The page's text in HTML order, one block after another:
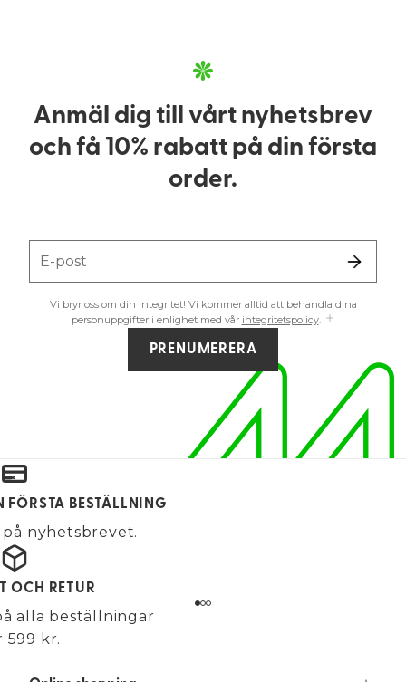
Anmäl dig till vårt nyhetsbrev
och få 10% rabatt på din första
order.
E-post
Vi bryr oss om din integritet! Vi kommer alltid att behandla dina
personuppgifter i enlighet med vår integritetspolicy.
PRENUMERERA
FÖRSTA BESTÄLLNING
nyhetsbrevet.
OCH RETUR
alla beställningar
599 kr.